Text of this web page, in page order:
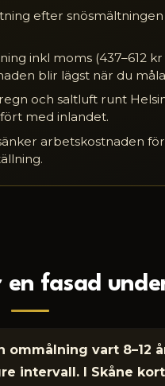
efter
inkl moms (437–612
blir lägst när du
och saltluft runt
med inlandet.
arbetskostnaden
fasad
ommålning vart 8–12
intervall. I Skåne